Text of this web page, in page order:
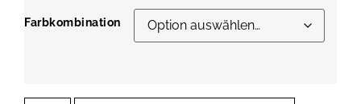
Farbkombination